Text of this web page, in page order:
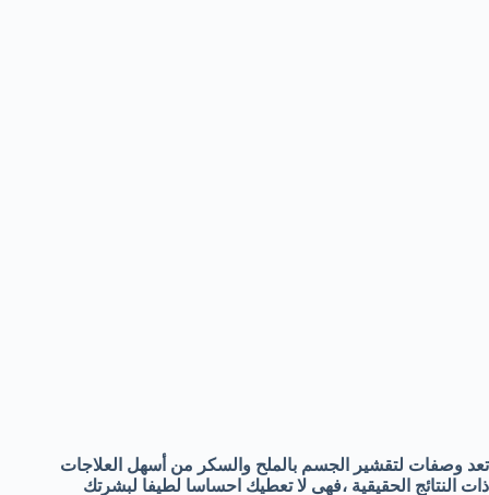
تعد وصفات لتقشير الجسم بالملح والسكر من أسهل العلاجات
ذات النتائج الحقيقية ،فهى لا تعطيك احساسا لطيفا لبشرتك